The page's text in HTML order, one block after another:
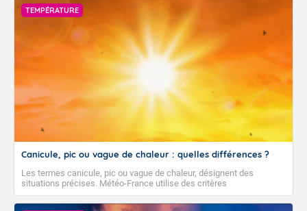
TEMPÉRATURE
Canicule, pic ou vague de chaleur : quelles différences ?
Les termes canicule, pic ou vague de chaleur, désignent des
situations précises. Météo-France utilise des critères
climatologiques pour évaluer et qualifier les épisodes de chaleur qui
peuvent avoir des impacts sanitaires et socio-économiques